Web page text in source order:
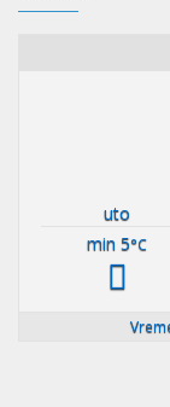
uto
min 5°C